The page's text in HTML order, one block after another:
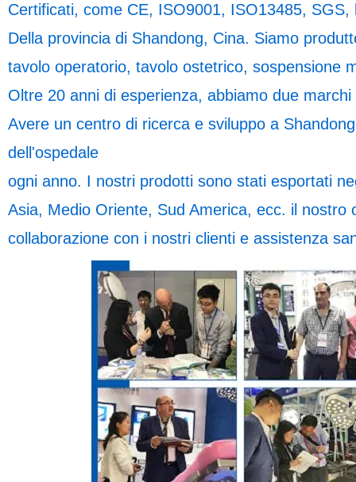
Certificati, come CE, ISO9001, ISO13485,
Della provincia di Shandong, Cina. Siamo
tavolo operatorio, tavolo ostetrico, sospensione
Oltre 20 anni di esperienza, abbiamo due marchi
Avere un centro di ricerca e sviluppo a
dell'ospedale
ogni anno. I nostri prodotti sono stati esportati
Asia, Medio Oriente, Sud America, ecc. il nostro
collaborazione con i nostri clienti e assistenza